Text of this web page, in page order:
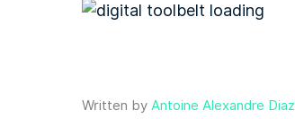
Written byAntoine Alexandre Diaz